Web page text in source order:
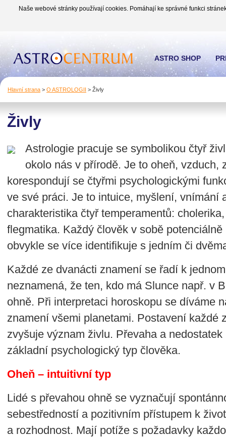
Naše webové stránky používají cookies. Pomáhají ke správné funkci
Hlavní strana > O ASTROLOGII > Živly
Živly
Astrologie pracuje se symbolikou čtyř
okolo nás v přírodě. Je to oheň, vzduch,
korespondují se čtyřmi psychologickými
ve své práci. Je to intuice, myšlení, vnímání
charakteristika čtyř temperamentů:
flegmatika. Každý člověk v sobě
obvykle se více identifikuje s jedním či
Každé ze dvanácti znamení se řadí k
neznamená, že ten, kdo má Slunce např. v
ohně. Při interpretaci horoskopu se díváme
znamení všemi planetami. Postavení každé
zvyšuje význam živlu. Převaha a
základní psychologický typ člověka.
Oheň – intuitivní typ
Lidé s převahou ohně se vyznačují
sebestředností a pozitivním přístupem k
a rozhodnost. Mají potíže s požadavky
ASTRO SHOP